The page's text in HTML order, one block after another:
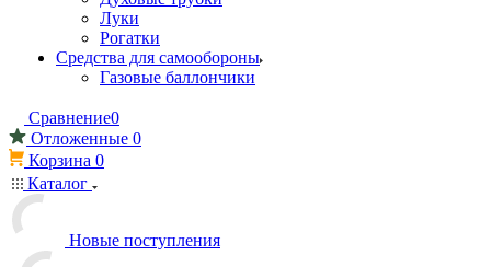
Луки
Рогатки
Средства для самообороны
Газовые баллончики
Сравнение0
Отложенные 0
Корзина 0
Каталог
Новые поступления